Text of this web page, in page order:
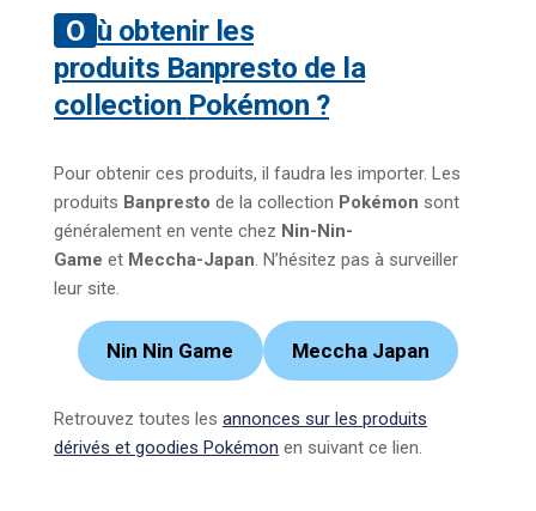
Où obtenir les
produits Banpresto de la
collection Pokémon ?
Pour obtenir ces produits, il faudra les importer. Les
produits Banpresto de la collection Pokémon sont
généralement en vente chez Nin-Nin-
Game et Meccha-Japan. N’hésitez pas à surveiller
leur site.
Nin Nin Game Meccha Japan
Retrouvez toutes les annonces sur les produits
dérivés et goodies Pokémon en suivant ce lien.